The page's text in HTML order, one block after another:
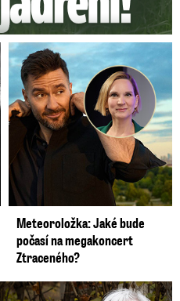
Meteoroložka: Jaké bude
počasí na megakoncert
Ztraceného?